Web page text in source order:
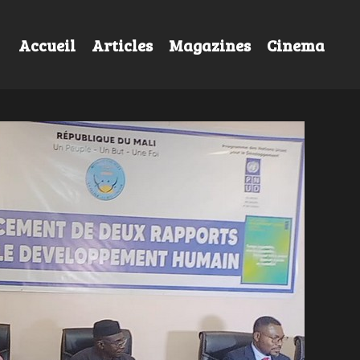
Accueil Articles Magazines Cinema